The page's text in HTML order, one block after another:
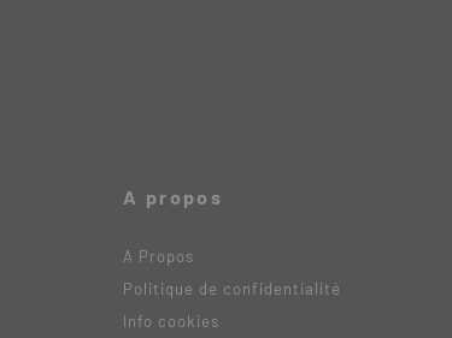
A propos
A Propos
Politique de confidentialité
Info cookies